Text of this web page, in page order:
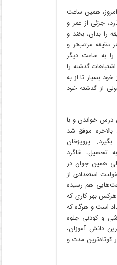
همین ساعت
جزئی از عمر و
را بدان، بخند و
دقیقه مرتب‌تر و
را به ساعت دیگر
گذشته را
بسپار تا از به
از گذشته خود
درس خواندن و با
بالاخره موفق شد
پرویزخان
تحصیل، شاگرد
همین جوان در
استعدادی از
هم رسیده
بهر کاری که
است و هرگاه که
و کودنی جلوه
دانش آموزان،
کوتاه‌ترین مدت و